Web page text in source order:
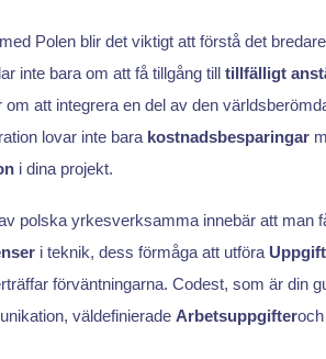
Polen blir det viktigt att förstå det
inte bara om att få tillgång till tillfälligt
om att integrera en del av den
lovar inte bara kostnadsbesparingar
i dina projekt.
polska yrkesverksamma innebär att man
i teknik, dess förmåga att utföra
förväntningarna. Codest, som är din
väldefinierade Arbetsuppgifter